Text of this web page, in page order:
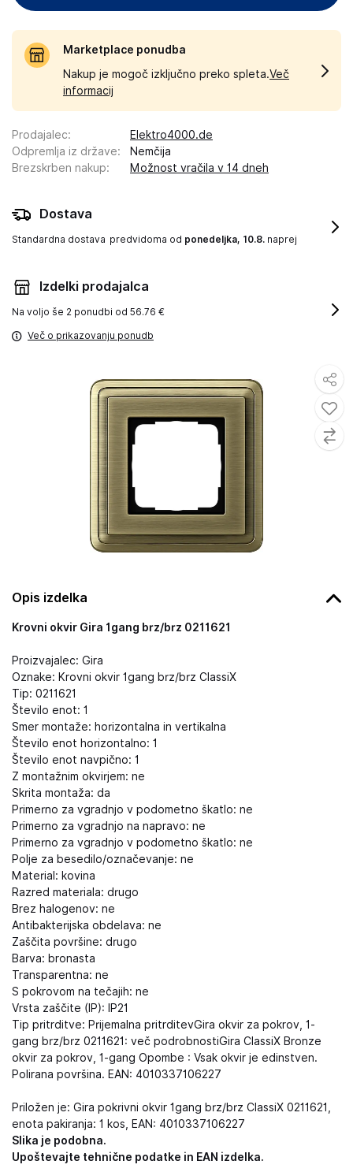
Opis izdelka
Krovni okvir Gira 1gang brz/brz 0211621
Proizvajalec: Gira
Oznake: Krovni okvir 1gang brz/brz ClassiX
Tip: 0211621
Število enot: 1
Smer montaže: horizontalna in vertikalna
Število enot horizontalno: 1
Število enot navpično: 1
Z montažnim okvirjem: ne
Skrita montaža: da
Primerno za vgradnjo v podometno škatlo: ne
Primerno za vgradnjo na napravo: ne
Primerno za vgradnjo v podometno škatlo: ne
Polje za besedilo/označevanje: ne
Material: kovina
Razred materiala: drugo
Brez halogenov: ne
Antibakterijska obdelava: ne
Zaščita površine: drugo
Barva: bronasta
Transparentna: ne
S pokrovom na tečajih: ne
Vrsta zaščite (IP): IP21
Tip pritrditve: Prijemalna pritrditevGira okvir za pokrov, 1-
gang brz/brz 0211621: več podrobnostiGira ClassiX Bronze
okvir za pokrov, 1-gang Opombe : Vsak okvir je edinstven.
Polirana površina. EAN: 4010337106227
Priložen je: Gira pokrivni okvir 1gang brz/brz ClassiX 0211621,
enota pakiranja: 1 kos, EAN: 4010337106227
Slika je podobna.
Upoštevajte tehnične podatke in EAN izdelka.
Marketplace ponudba
Nakup je mogoč izključno preko spleta.Več
informacij
Prodajalec:
Elektro4000.de
Odpremlja iz države:
Nemčija
Brezskrben nakup: Možnost vračila v 14 dneh
Dostava
Standardna dostava predvidoma od ponedeljka, 10.8. naprej
Izdelki prodajalca
Na voljo še 2 ponudbi od 56.76 €
Več o prikazovanju ponudb